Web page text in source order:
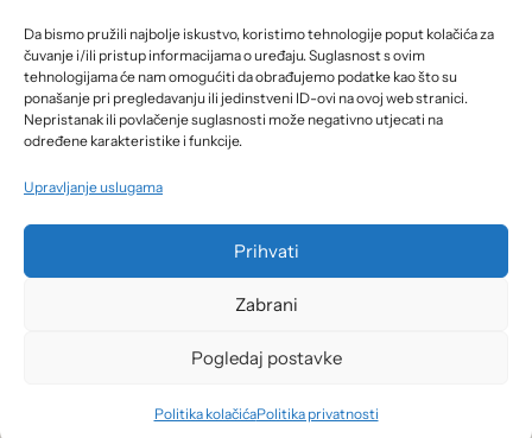
Da bismo pružili najbolje iskustvo, koristimo tehnologije poput kolačića za
čuvanje i/ili pristup informacijama o uređaju. Suglasnost s ovim
tehnologijama će nam omogućiti da obrađujemo podatke kao što su
ponašanje pri pregledavanju ili jedinstveni ID-ovi na ovoj web stranici.
Nepristanak ili povlačenje suglasnosti može negativno utjecati na
određene karakteristike i funkcije.
Upravljanje uslugama
Prihvati
Zabrani
Pogledaj postavke
Politika kolačićaPolitika privatnosti
Uvjeti korištenja
Politika privatnosti
Kolačići